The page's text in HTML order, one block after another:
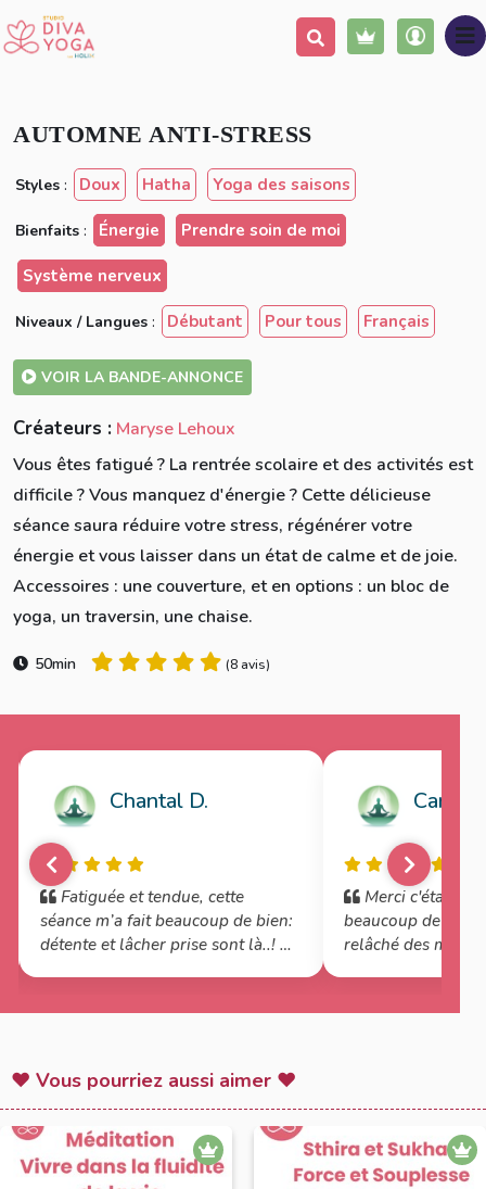
Ajouter à ma liste Partager
AUTOMNE ANTI-STRESS
Styles : Doux Hatha Yoga des saisons
Bienfaits : Énergie Prendre soin de moi
Système nerveux
Niveaux / Langues : Débutant Pour tous Français
VOIR LA BANDE-ANNONCE
Créateurs : Maryse Lehoux
Vous êtes fatigué ? La rentrée scolaire et des activités est
difficile ? Vous manquez d'énergie ? Cette délicieuse
séance saura réduire votre stress, régénérer votre
énergie et vous laisser dans un état de calme et de joie.
Accessoires : une couverture, et en options : un bloc de
yoga, un traversin, une chaise.
50min (8 avis)
Chantal D.
Fatiguée et tendue, cette
séance m’a fait beaucoup de bien:
détente et lâcher prise sont là..!
Merci c'était
beaucoup de
relâché des
♥ Vous pourriez aussi aimer ♥